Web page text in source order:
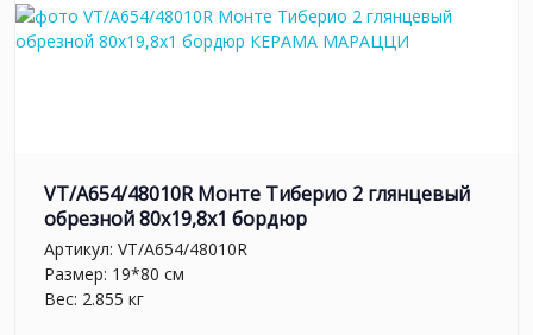
VT/A654/48010R Монте Тиберио 2 глянцевый
обрезной 80x19,8x1 бордюр
Артикул: VT/A654/48010R
Размер: 19*80 см
Вес: 2.855 кг